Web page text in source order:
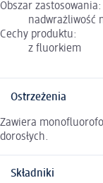
Obszar zastosowania:
nadwrażliwość
Cechy produktu:
z fluorkiem
Ostrzeżenia
Zawiera
dorosłych.
Składniki